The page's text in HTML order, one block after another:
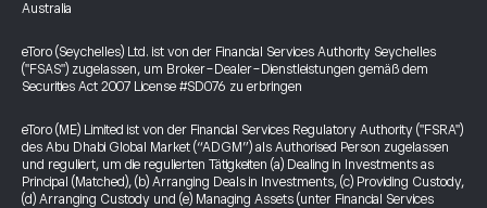
Australia
eToro (Seychelles) Ltd. ist von der Financial Services Authority Seychelles
("FSAS") zugelassen, um Broker-Dealer-Dienstleistungen gemäß dem
Securities Act 2007 License #SD076 zu erbringen
eToro (ME) Limited ist von der Financial Services Regulatory Authority ("FSRA")
des Abu Dhabi Global Market (“ADGM”) als Authorised Person zugelassen
und reguliert, um die regulierten Tätigkeiten (a) Dealing in Investments as
Principal (Matched), (b) Arranging Deals in Investments, (c) Providing Custody,
(d) Arranging Custody und (e) Managing Assets (unter Financial Services